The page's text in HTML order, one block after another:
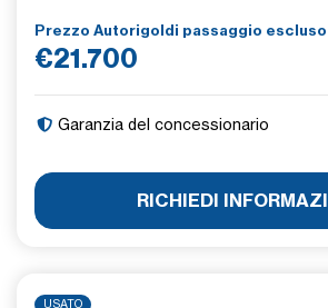
Prezzo Autorigoldi passaggio escluso
€21.700
Garanzia del concessionario
RICHIEDI
USATO